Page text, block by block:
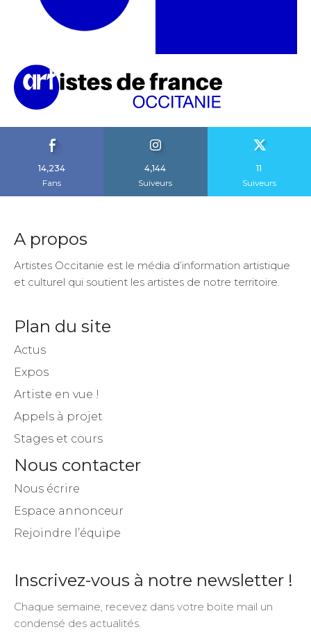
14,234
Fans
4,144
Suiveurs
11
Suiveurs
A propos
Artistes Occitanie est le média d’information artistique
et culturel qui soutient les artistes de notre territoire.
Plan du site
Actus
Expos
Artiste en vue !
Appels à projet
Stages et cours
Nous contacter
Nous écrire
Espace annonceur
Rejoindre l’équipe
Inscrivez-vous à notre newsletter !
Chaque semaine, recevez dans votre boite mail un
condensé des actualités.